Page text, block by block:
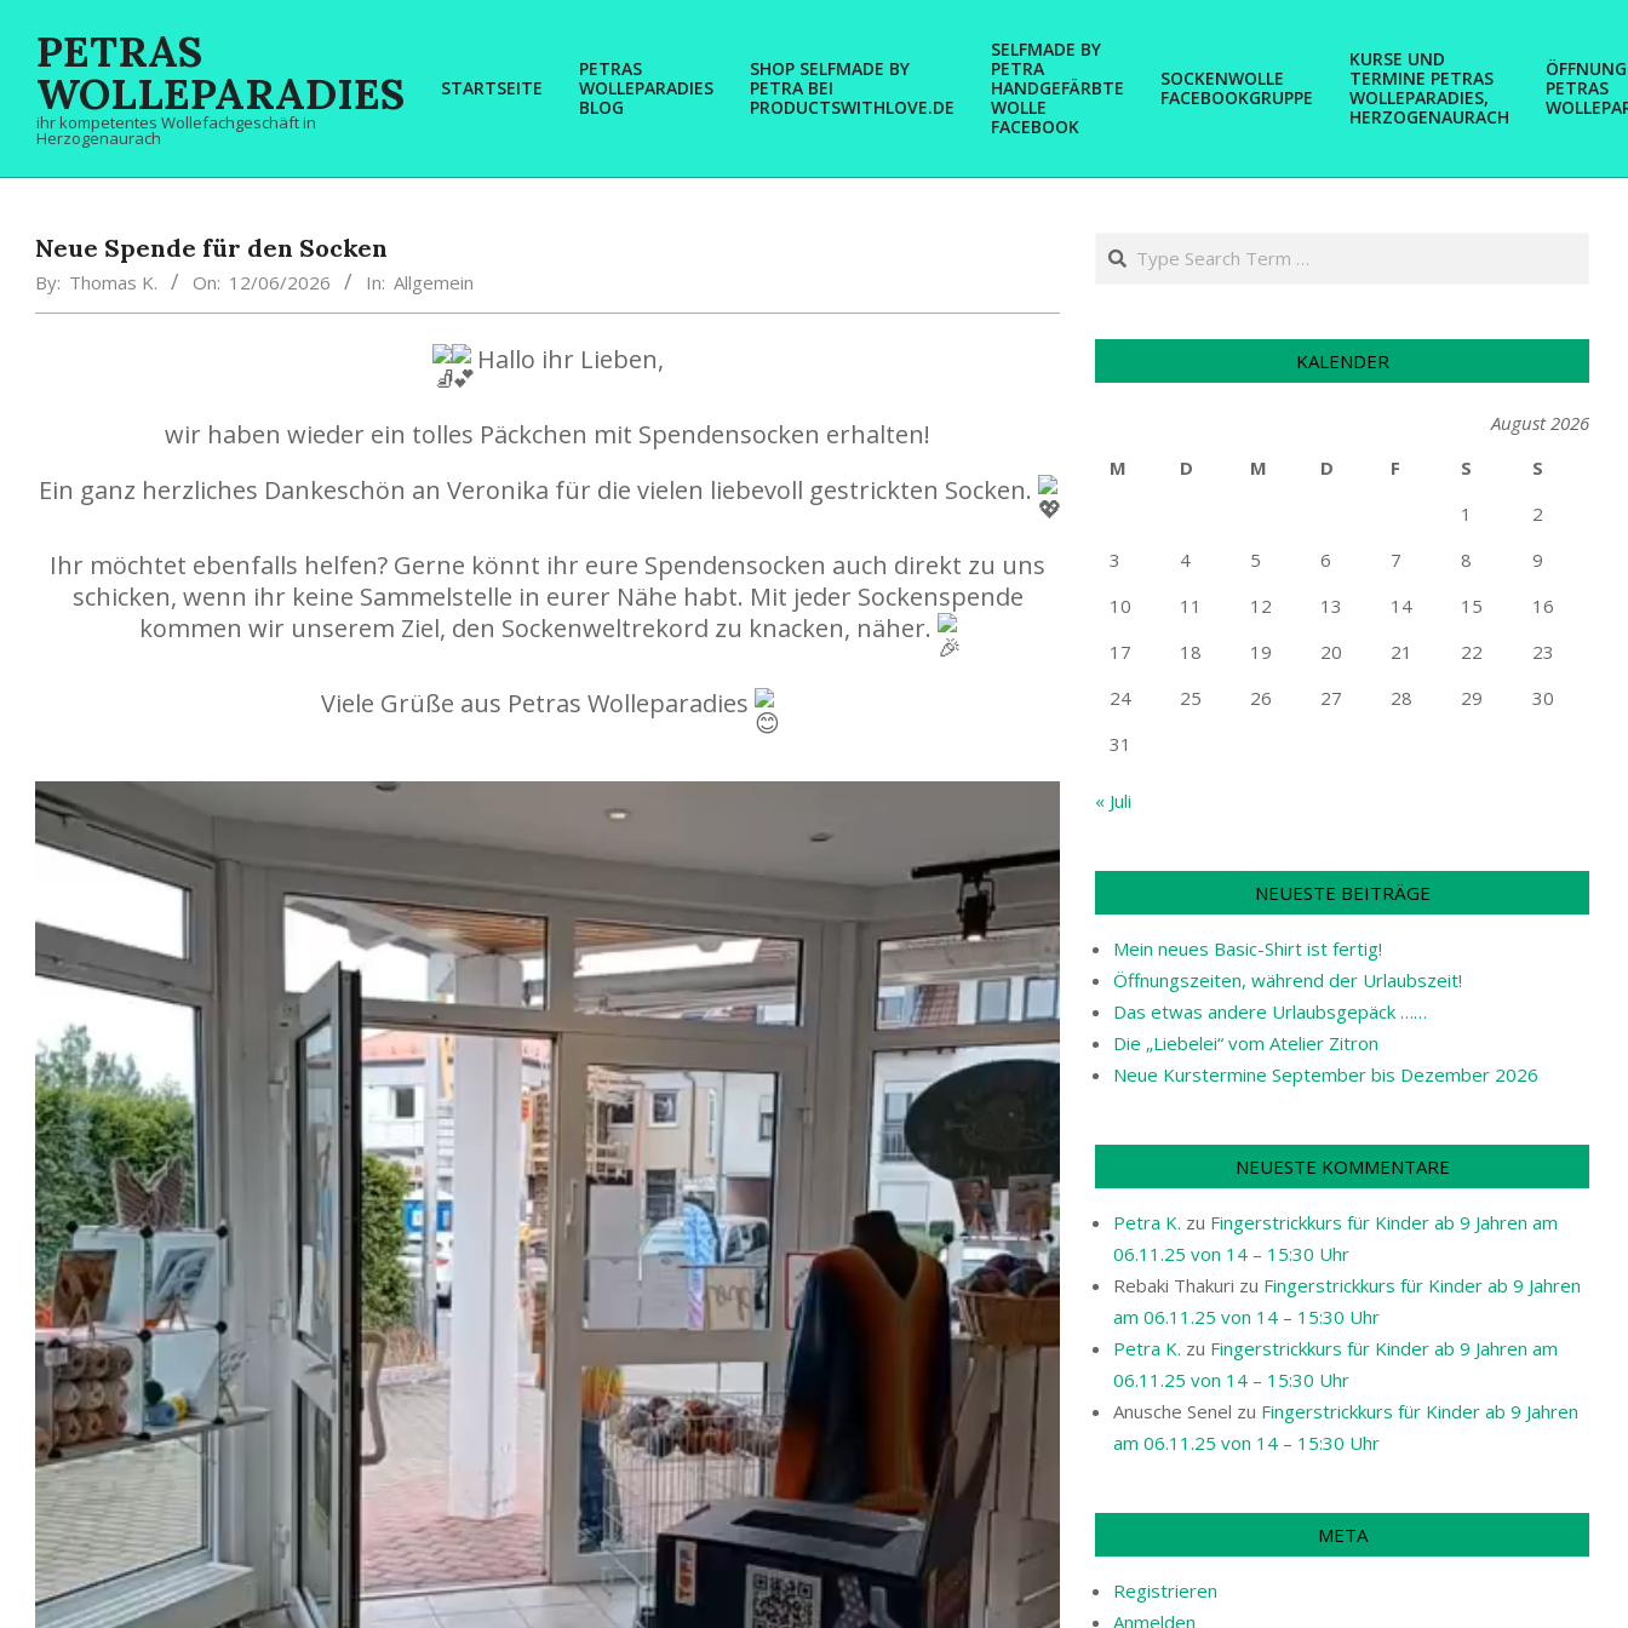
contentPETRAS
WOLLEPARADIES
ihr kompetentes Wollefachgeschäft in
Herzogenaurach
STARTSEITE
PETRAS
WOLLEPARADIES
BLOG
SHOP SELFMADE BY
PETRA BEI
PRODUCTSWITHLOVE.DE
SELFMADE BY
PETRA
HANDGEFÄRBTE
WOLLE
FACEBOOK
SOCKENWOLLE
FACEBOOKGRUPPE
KURSE UND
TERMINE PETRAS
WOLLEPARADIES,
HERZOGENAURACH
PETRAS
Neue Spende für den Socken
By: Thomas K. On: 12/06/2026 In: Allgemein
Hallo ihr Lieben,
wir haben wieder ein tolles Päckchen mit Spendensocken erhalten!
Ein ganz herzliches Dankeschön an Veronika für die vielen liebevoll gestrickten Socken.
Ihr möchtet ebenfalls helfen? Gerne könnt ihr eure Spendensocken auch direkt zu uns
schicken, wenn ihr keine Sammelstelle in eurer Nähe habt. Mit jeder Sockenspende
kommen wir unserem Ziel, den Sockenweltrekord zu knacken, näher.
Viele Grüße aus Petras Wolleparadies
Search
KALENDER
August 2026
M
D M D F S
S
1
2
3
4 5 6 7 8
9
10
11 12 13 14 15
16
17
18 19 20 21 22
23
24
25 26 27 28 29
30
31
« Juli
NEUESTE BEITRÄGE
Mein neues Basic-Shirt ist fertig!
Öffnungszeiten, während der Urlaubszeit!
Das etwas andere Urlaubsgepäck ……
Die „Liebelei“ vom Atelier Zitron
Neue Kurstermine September bis Dezember 2026
NEUESTE KOMMENTARE
Petra K. zu Fingerstrickkurs für Kinder ab 9 Jahren am
06.11.25 von 14 – 15:30 Uhr
Rebaki Thakuri zu Fingerstrickkurs für Kinder ab 9 Jahren
am 06.11.25 von 14 – 15:30 Uhr
Petra K. zu Fingerstrickkurs für Kinder ab 9 Jahren am
06.11.25 von 14 – 15:30 Uhr
Anusche Senel zu Fingerstrickkurs für Kinder ab 9 Jahren
am 06.11.25 von 14 – 15:30 Uhr
META
Registrieren
Anmelden